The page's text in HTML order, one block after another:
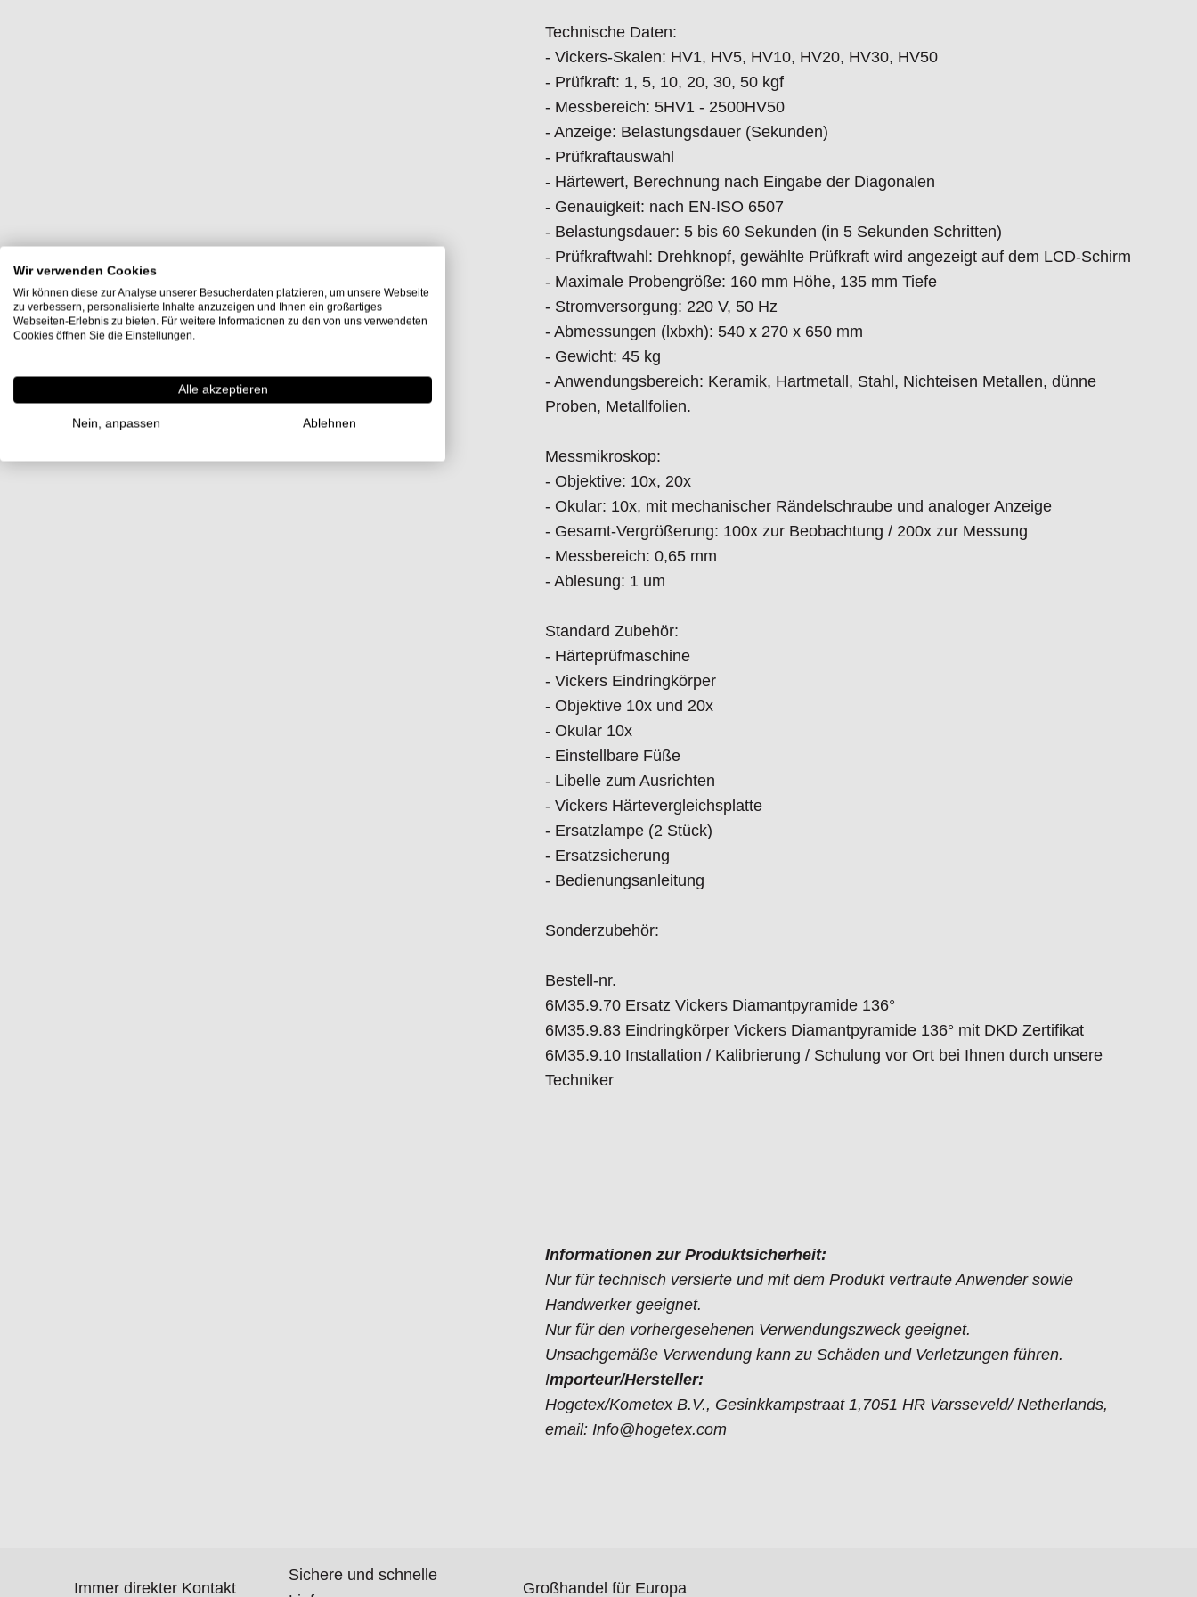
Standard Zubehör:
- Härteprüfmaschine
- Vickers Eindringkörper
- Objektive 10x und 20x
- Okular 10x
- Einstellbare Füße
- Libelle zum Ausrichten
- Vickers Härtevergleichsplatte
- Ersatzlampe (2 Stück)
- Ersatzsicherung
- Bedienungsanleitung
Sonderzubehör:
Bestell-nr.
6M35.9.70 Ersatz Vickers Diamantpyramide 136°
6M35.9.10 Installation / Kalibrierung / Schulung vor Ort bei Ihnen durch unsere
Techniker
Informationen zur Produktsicherheit:
Nur für technisch versierte und mit dem Produkt vertraute Anwender sowie
Handwerker geeignet.
Nur für den vorhergesehenen Verwendungszweck geeignet.
Unsachgemäße Verwendung kann zu Schäden und Verletzungen führen.
Importeur/Hersteller:
Hogetex/Kometex B.V., Gesinkkampstraat 1,7051 HR Varsseveld/ Netherlands,
email: Info@hogetex.com
Technische Daten:
- Vickers-Skalen: HV1, HV5, HV10, HV20, HV30, HV50
- Prüfkraft: 1, 5, 10, 20, 30, 50 kgf
- Messbereich: 5HV1 - 2500HV50
- Anzeige: Belastungsdauer (Sekunden)
- Prüfkraftauswahl
- Härtewert, Berechnung nach Eingabe der Diagonalen
- Genauigkeit: nach EN-ISO 6507
- Belastungsdauer: 5 bis 60 Sekunden (in 5 Sekunden Schritten)
- Prüfkraftwahl: Drehknopf, gewählte Prüfkraft wird angezeigt auf dem LCD-Schirm
- Maximale Probengröße: 160 mm Höhe, 135 mm Tiefe
- Stromversorgung: 220 V, 50 Hz
- Abmessungen (lxbxh): 540 x 270 x 650 mm
- Gewicht: 45 kg
- Anwendungsbereich: Keramik, Hartmetall, Stahl, Nichteisen Metallen, dünne
Proben, Metallfolien.
Messmikroskop:
- Objektive: 10x, 20x
- Okular: 10x, mit mechanischer Rändelschraube und analoger Anzeige
- Gesamt-Vergrößerung: 100x zur Beobachtung / 200x zur Messung
- Messbereich: 0,65 mm
- Ablesung: 1 um
Standard Zubehör:
- Härteprüfmaschine
- Vickers Eindringkörper
- Objektive 10x und 20x
- Okular 10x
- Einstellbare Füße
- Libelle zum Ausrichten
- Vickers Härtevergleichsplatte
- Ersatzlampe (2 Stück)
- Ersatzsicherung
- Bedienungsanleitung
Sonderzubehör:
Bestell-nr.
6M35.9.70 Ersatz Vickers Diamantpyramide 136°
6M35.9.83 Eindringkörper Vickers Diamantpyramide 136° mit DKD Zertifikat
6M35.9.10 Installation / Kalibrierung / Schulung vor Ort bei Ihnen durch unsere
Techniker
Informationen zur Produktsicherheit:
Nur für technisch versierte und mit dem Produkt vertraute Anwender sowie
Handwerker geeignet.
Nur für den vorhergesehenen Verwendungszweck geeignet.
Unsachgemäße Verwendung kann zu Schäden und Verletzungen führen.
Importeur/Hersteller:
Hogetex/Kometex B.V., Gesinkkampstraat 1,7051 HR Varsseveld/ Netherlands,
email: Info@hogetex.com
Immer direkter Kontakt
Sichere und schnelle
Großhandel für Europa
Wir verwenden Cookies
Wir können diese zur Analyse unserer Besucherdaten platzieren, um unsere Webseite
zu verbessern, personalisierte Inhalte anzuzeigen und Ihnen ein großartiges
Webseiten-Erlebnis zu bieten. Für weitere Informationen zu den von uns verwendeten
Cookies öffnen Sie die Einstellungen.
Alle akzeptieren
Nein, anpassen Ablehnen